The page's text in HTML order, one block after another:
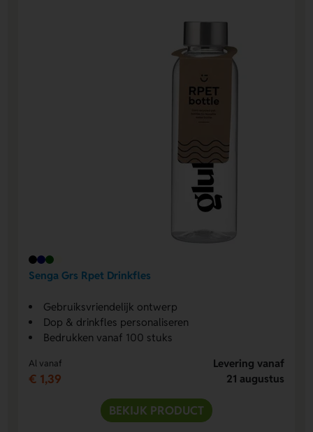
Senga Grs Rpet Drinkfles
Gebruiksvriendelijk ontwerp
Dop & drinkfles personaliseren
Bedrukken vanaf 100 stuks
Al vanaf
€ 1,39
Levering vanaf
21 augustus
BEKIJK PRODUCT